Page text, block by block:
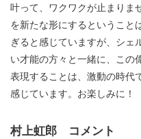
叶って、ワクワクが止まりま
を新たな形にするということ
ぎると感じていますが、シェ
い才能の方々と一緒に、この
表現することは、激動の時代
感じています。お楽しみに！
村上虹郎 コメント